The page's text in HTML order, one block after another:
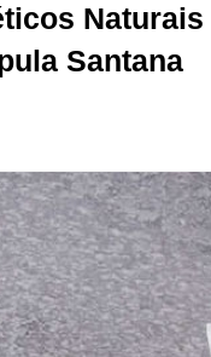
Naturais
Santana